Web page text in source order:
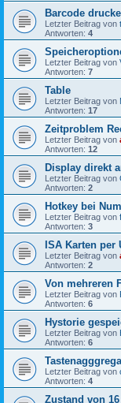
Barcode
Letzter Beitrag von
Antworten: 4
Letzter Beitrag von
Antworten: 7
Table
Letzter Beitrag von
Antworten: 17
Zeitproblem
Letzter Beitrag von
Antworten: 12
Display direkt
Letzter Beitrag von
Antworten: 2
Hotkey bei
Letzter Beitrag von
Antworten: 3
ISA Karten per
Letzter Beitrag von
Antworten: 2
Von mehreren
Letzter Beitrag von
Antworten: 6
Hystorie
Letzter Beitrag von
Antworten: 6
Letzter Beitrag von
Antworten: 4
Zustand von